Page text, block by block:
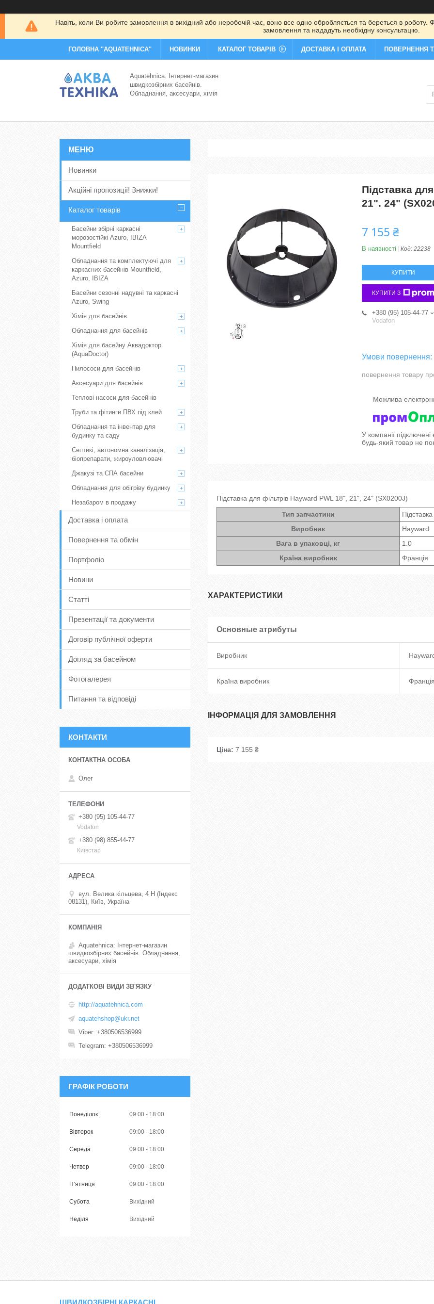
Навіть, коли Ви робите замовлення в вихідний або неробочій час, воно все одно обробляється та береться в роботу.
замовлення та нададуть необхідну консультацію.
ГОЛОВНА "AQUATEHNICA" НОВИНКИ КАТАЛОГ ТОВАРІВ ДОСТАВКА І ОПЛАТА ПОВЕРНЕННЯ
Aquatehnica: Інтернет-магазин
швидкозбірних басейнів.
Обладнання, аксесуари, хімія
Підставка
21". 24"
7 155 ₴
В наявності Код: 22238
КУПИТИ
КУПИТИ З
+380 (95) 105-44-77
Vodafon
повернення товару
У компанії
будь-який товар не
Підставка для фільтрів Hayward PWL 18", 21", 24" (SX0200J)
Тип запчастини
Підставка
Виробник
Hayward
Вага в упаковці, кг
1.0
Країна виробник
Франція
ХАРАКТЕРИСТИКИ
Основные атрибуты
Виробник
Країна виробник
ІНФОРМАЦІЯ ДЛЯ ЗАМОВЛЕННЯ
Ціна: 7 155 ₴
Новинки
Акційні пропозиції! Знижки!
Каталог товарів
Басейни збірні каркасні
морозостійкі Azuro, IBIZA
Mountfield
Обладнання та комплектуючі для
каркасних басейнів Mountfield,
Azuro, IBIZA
Басейни сезонні надувні та каркасні
Azuro, Swing
Хімія для басейнів
Обладнання для басейнів
Хімія для басейну Аквадоктор
(AquaDoctor)
Пилососи для басейнів
Аксесуари для басейнів
Теплові насоси для басейнів
Труби та фітинги ПВХ під клей
Обладнання та інвентар для
будинку та саду
Септикі, автономна каналізація,
біопрепарати, жироуловлювачі
Джакузі та СПА басейни
Обладнання для обігріву будинку
Незабаром в продажу
Доставка і оплата
Повернення та обмін
Портфоліо
Новини
Статті
Презентації та документи
Договір публічної оферти
Догляд за басейном
Фотогалерея
Питання та відповіді
КОНТАКТИ
Олег
+380 (95) 105-44-77
Vodafon
+380 (98) 855-44-77
Київстар
вул. Велика кільцева, 4 Н (Індекс
08131), Київ, Україна
Aquatehnica: Інтернет-магазин
швидкозбірних басейнів. Обладнання,
аксесуари, хімія
http://aquatehnica.com
aquatehshop@ukr.net
Viber +380506536999
Telegram +380506536999
ГРАФІК РОБОТИ
Понеділок 09:00 18:00
Вівторок 09:00 18:00
Середа 09:00 18:00
Четвер 09:00 18:00
Пʼятниця 09:00 18:00
Субота Вихідний
Неділя Вихідний
ШВИДКОЗБІРНІ КАРКАСНІ